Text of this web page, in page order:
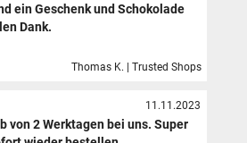
ein Geschenk und Schokolade
Dank.
Thomas K. | Trusted Shops
11.11.2023
von 2 Werktagen bei uns. Super